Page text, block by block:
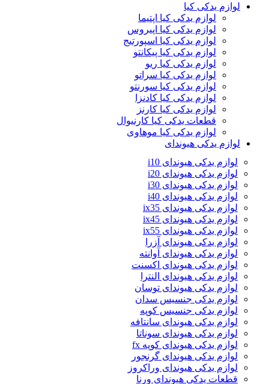
لوازم یدکی کیا
لوازم یدکی کیا اپتیما
لوازم یدکی کیا اپیروس
لوازم یدکی کیا اسپورتیج
لوازم یدکی کیا پیکانتو
لوازم یدکی کیا ریو
لوازم یدکی کیا سراتو
لوازم یدکی کیا سورنتو
لوازم یدکی کیا کادنزا
لوازم یدکی کیا کارنز
قطعات یدکی کیا کارنیوال
لوازم یدکی کیا موهاوی
لوازم یدکی هیوندای
لوازم یدکی هیوندای i10
لوازم یدکی هیوندای i20
لوازم یدکی هیوندای i30
لوازم یدکی هیوندای i40
لوازم یدکی هیوندای ix35
لوازم یدکی هیوندای ix45
لوازم یدکی هیوندای ix55
لوازم یدکی هیوندای آزرا
لوازم یدکی هیوندای آوانته
لوازم یدکی هیوندای اکسنت
لوازم یدکی هیوندای النترا
لوازم یدکی هیوندای توسان
لوازم یدکی جنسیس سدان
لوازم یدکی جنسیس کوپه
لوازم یدکی هیوندای سانتافه
لوازم یدکی هیوندای سوناتا
لوازم یدکی هیوندای کوپه fx
لوازم یدکی هیوندای گرنجور
لوازم یدکی هیوندای وراکروز
قطعات یدکی هیوندای ورنا